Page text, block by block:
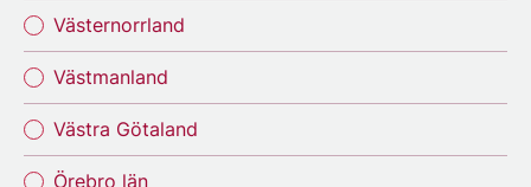
Västernorrland
Västmanland
Västra Götaland
Örebro län